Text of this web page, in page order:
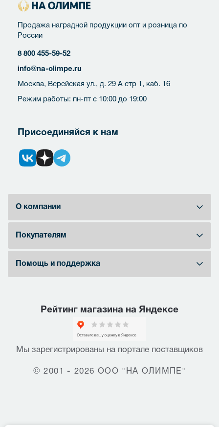
Продажа наградной продукции опт и розница по
России
8 800 455-59-52
info@na-olimpe.ru
Москва, Верейская ул., д. 29 А стр 1, каб. 16
Режим работы: пн-пт с 10:00 до 19:00
Присоединяйся к нам
О компании
Покупателям
Помощь и поддержка
Рейтинг магазина на Яндексе
Мы зарегистрированы на портале поставщиков
© 2001 - 2026 ООО "НА ОЛИМПЕ"